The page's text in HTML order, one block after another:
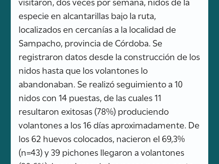
especie en alcantarillas bajo la ruta,
localizados en cercanías a la localidad de
Sampacho, provincia de Córdoba. Se
registraron datos desde la construcción de los
nidos hasta que los volantones lo
abandonaban. Se realizó seguimiento a 10
nidos con 14 puestas, de las cuales 11
resultaron exitosas (78%) produciendo
volantones a los 16 días aproximadamente. De
los 62 huevos colocados, nacieron el 69,3%
(n=43) y 39 pichones llegaron a volantones